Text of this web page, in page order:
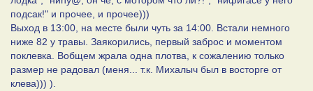
подсак!" и прочее, и прочее)))
Выход в 13:00, на месте были чуть за 14:00. Встали немного
ниже 82 у травы. Заякорились, первый заброс и моментом
поклевка. Вобщем жрала одна плотва, к сожалению только
размер не радовал (меня... т.к. Михалыч был в восторге от
клева))) ).